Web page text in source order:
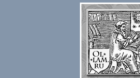
Перейти к основному содержанию